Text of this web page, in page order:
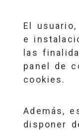
El
e
las
panel de
cookies.
Además,
disponer